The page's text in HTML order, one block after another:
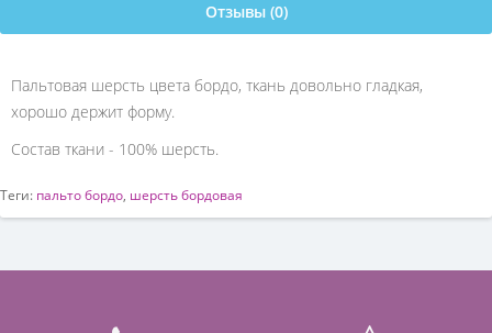
Отзывы (0)
Пальтовая шерсть цвета бордо, ткань довольно гладкая,
хорошо держит форму.
Состав ткани - 100% шерсть.
Теги: пальто бордо, шерсть бордовая